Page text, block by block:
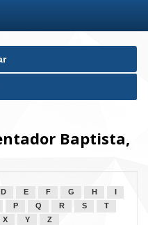
Baptista,
D E F G H
P Q R S
T
X Y Z